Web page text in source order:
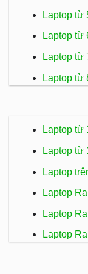
Laptop từ
Laptop từ
Laptop từ
Laptop từ
Laptop từ
Laptop từ
Laptop
Laptop
Laptop
Laptop